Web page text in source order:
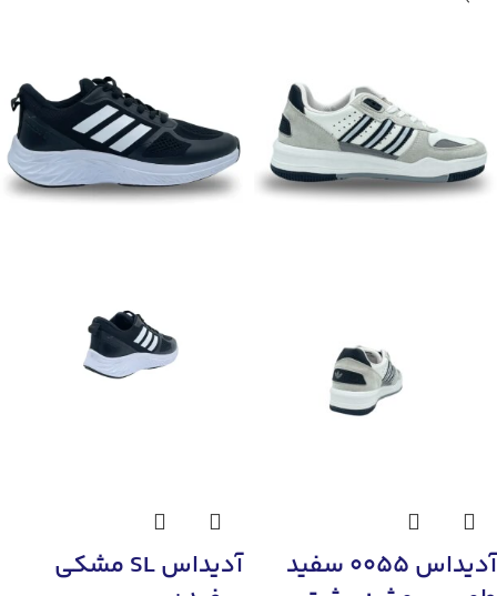
آدیداس 0055 سفید
آدیداس SL مشکی